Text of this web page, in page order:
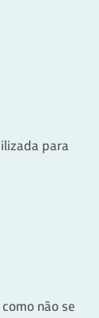
para
não se